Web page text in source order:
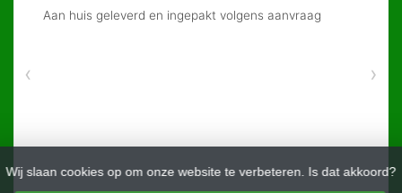
Wij slaan cookies op om onze website te verbeteren. Is dat akkoord?